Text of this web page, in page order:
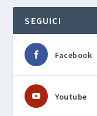
SEGUICI
Facebook
Youtube